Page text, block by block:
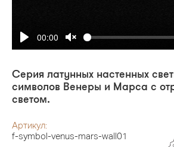
00:00
Серия латунных настенных
символов Венеры и Марса с
светом.
Артикул:
f-symbol-venus-mars-wall01